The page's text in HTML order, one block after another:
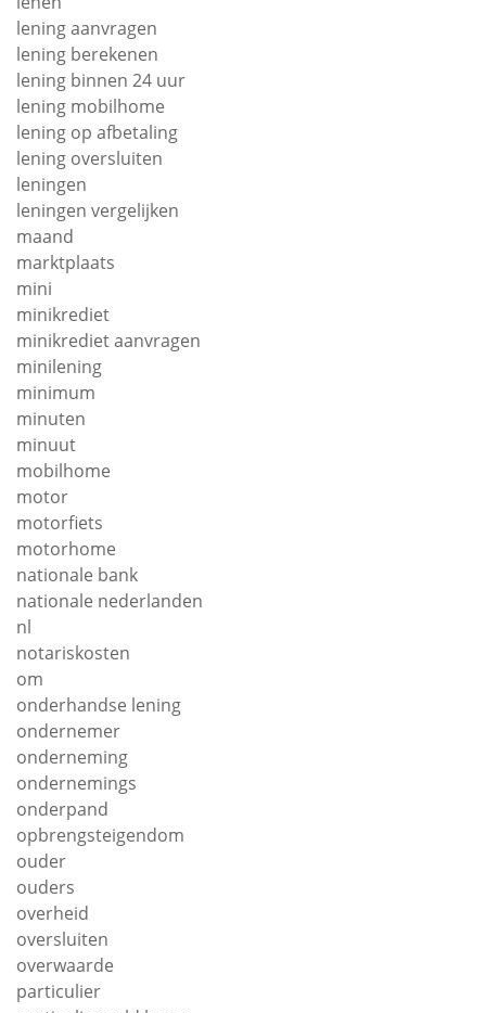
lening aanvragen
lening berekenen
lening binnen 24 uur
lening mobilhome
lening op afbetaling
lening oversluiten
leningen
leningen vergelijken
maand
marktplaats
mini
minikrediet
minikrediet aanvragen
minilening
minimum
minuten
minuut
mobilhome
motor
motorfiets
motorhome
nationale bank
nationale nederlanden
nl
notariskosten
om
onderhandse lening
ondernemer
onderneming
ondernemings
onderpand
opbrengsteigendom
ouder
ouders
overheid
oversluiten
overwaarde
particulier